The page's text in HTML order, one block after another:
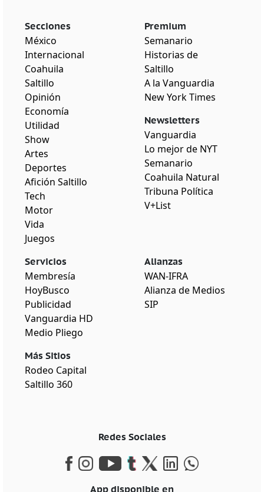
Secciones
México
Internacional
Coahuila
Saltillo
Opinión
Economía
Utilidad
Show
Artes
Deportes
Afición Saltillo
Tech
Motor
Vida
Juegos
Premium
Semanario
Historias de
Saltillo
A la Vanguardia
New York Times
Newsletters
Vanguardia
Lo mejor de NYT
Semanario
Coahuila Natural
Tribuna Política
V+List
Servicios
Membresía
HoyBusco
Publicidad
Vanguardia HD
Medio Pliego
Más Sitios
Rodeo Capital
Saltillo 360
Alianzas
WAN-IFRA
Alianza de Medios
SIP
Redes Sociales
App disponible en